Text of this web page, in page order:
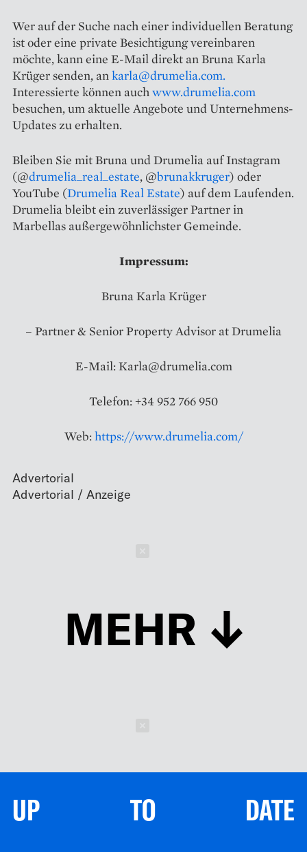
Wer auf der Suche nach einer individuellen Beratung
ist oder eine private Besichtigung vereinbaren
möchte, kann eine E-Mail direkt an Bruna Karla
Krüger senden, ankarla@drumelia.com.
Interessierte können auchwww.drumelia.com
besuchen, um aktuelle Angebote und Unternehmens-
Updates zu erhalten.
Bleiben Sie mit Bruna und Drumelia auf Instagram
(@drumelia_real_estate, @brunakkruger) oder
YouTube (Drumelia Real Estate) auf dem Laufenden.
Drumelia bleibt ein zuverlässiger Partner in
Marbellas außergewöhnlichster Gemeinde.
Impressum:
Bruna Karla Krüger
– Partner & Senior Property Advisor at Drumelia
E-Mail: Karla@drumelia.com
Telefon: +34 952 766 950
Web:https://www.drumelia.com/
Advertorial
MEHR
UP TO DATE